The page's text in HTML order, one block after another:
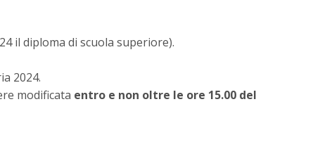
il diploma di scuola superiore).
2024.
modificata entro e non oltre le ore 15.00 del